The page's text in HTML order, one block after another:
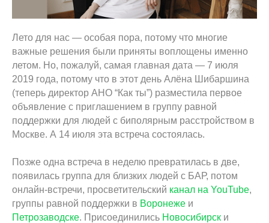
Лето для нас — особая пора, потому что многие
важные решения были приняты воплощены именно
летом. Но, пожалуй, самая главная дата — 7 июля
2019 года, потому что в этот день Алёна Шибаршина
(теперь директор АНО “Как ты”) разместила первое
объявление с приглашением в группу равной
поддержки для людей с биполярным расстройством в
Москве. А 14 июля эта встреча состоялась.
Позже одна встреча в неделю превратилась в две,
появилась группа для близких людей с БАР, потом
онлайн-встречи, просветительский канал на YouTube,
группы равной поддержки в Воронеже и
Петрозаводске. Присоединились Новосибирск и